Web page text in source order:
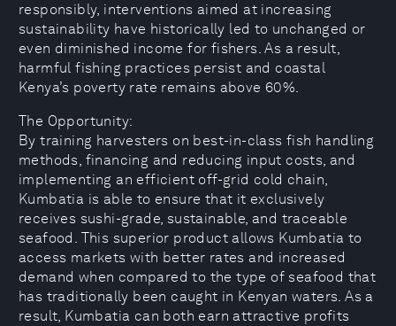
responsibly, interventions aimed at increasing
sustainability have historically led to unchanged or
even diminished income for fishers. As a result,
harmful fishing practices persist and coastal
Kenya’s poverty rate remains above 60%.
The Opportunity:
By training harvesters on best-in-class fish handling
methods, financing and reducing input costs, and
implementing an efficient off-grid cold chain,
Kumbatia is able to ensure that it exclusively
receives sushi-grade, sustainable, and traceable
seafood. This superior product allows Kumbatia to
access markets with better rates and increased
demand when compared to the type of seafood that
has traditionally been caught in Kenyan waters. As a
result, Kumbatia can both earn attractive profits